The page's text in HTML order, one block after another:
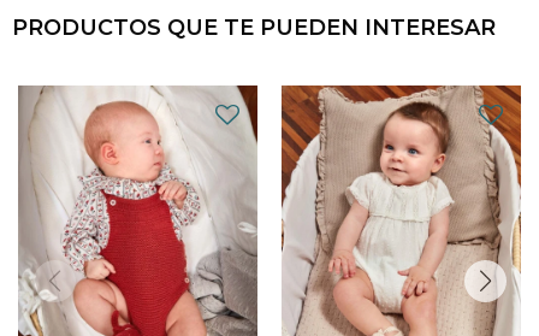
PRODUCTOS QUE TE PUEDEN INTERESAR